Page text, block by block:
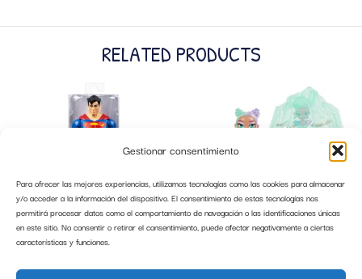
Gestionar consentimiento
Para ofrecer las mejores experiencias, utilizamos tecnologías como las cookies para almacenar
y/o acceder a la información del dispositivo. El consentimiento de estas tecnologías nos
permitirá procesar datos como el comportamiento de navegación o las identificaciones únicas
en este sitio. No consentir o retirar el consentimiento, puede afectar negativamente a ciertas
características y funciones.
RELATED PRODUCTS
MASTER
PASTEL